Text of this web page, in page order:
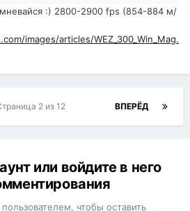
:) 2800-2900 fps (854-884 м/
images/articles/WEZ_300_Win_Mag.
ВПЕРЁД
2 из 12
или войдите в него
чтобы оставить